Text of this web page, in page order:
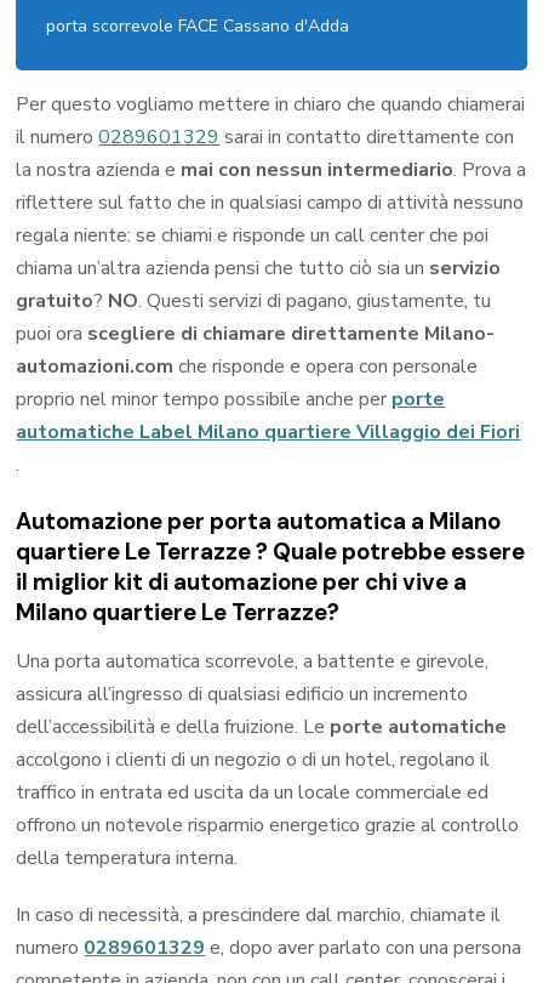
porta scorrevole FACE Cassano d'Adda
Per questo vogliamo mettere in chiaro che quando chiamerai
il numero0289601329sarai in contatto direttamente con
la nostra azienda e mai con nessun intermediario. Prova a
riflettere sul fatto che in qualsiasi campo di attività nessuno
regala niente: se chiami e risponde un call center che poi
chiama un’altra azienda pensi che tutto ciò sia un servizio
gratuito? NO. Questi servizi di pagano, giustamente, tu
puoi ora scegliere di chiamare direttamente Milano-
automazioni.com che risponde e opera con personale
proprio nel minor tempo possibile anche per porte
automatiche Label Milano quartiere Villaggio dei Fiori
.
Automazione per porta automatica a Milano
quartiere Le Terrazze ? Quale potrebbe essere
il miglior kit di automazione per chi vive a
Milano quartiere Le Terrazze?
Una porta automatica scorrevole, a battente e girevole,
assicura all’ingresso di qualsiasi edificio un incremento
dell’accessibilità e della fruizione. Le porte automatiche
accolgono i clienti di un negozio o di un hotel, regolano il
traffico in entrata ed uscita da un locale commerciale ed
offrono un notevole risparmio energetico grazie al controllo
della temperatura interna.
In caso di necessità, a prescindere dal marchio, chiamate il
numero 0289601329 e, dopo aver parlato con una persona